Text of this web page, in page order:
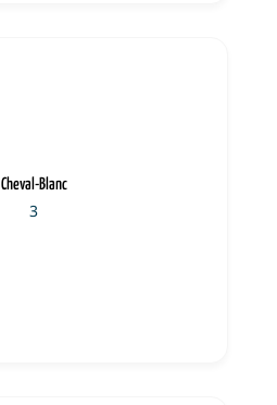
Cheval-Blanc
3